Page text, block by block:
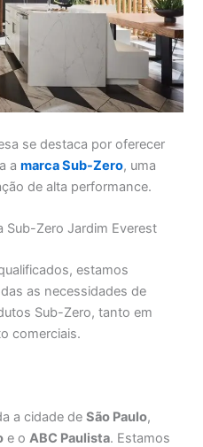
se destaca por oferecer
amarca Sub-Zero, uma
de alta performance.
Sub-Zero Jardim Everest
estamos
as necessidades de
Sub-Zero, tanto em
comerciais.
a cidade deSão Paulo,
e o ABC Paulista. Estamos